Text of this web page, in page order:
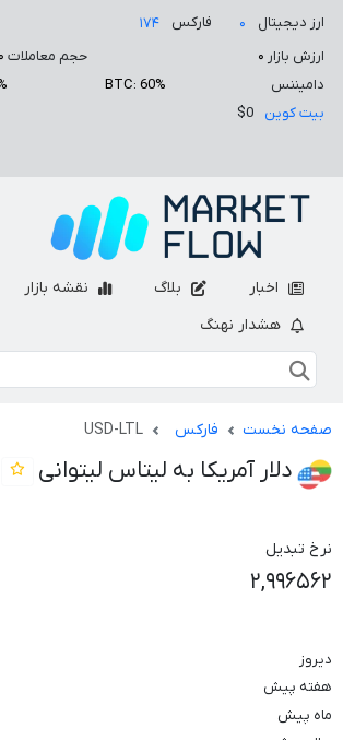
ارز دیجیتال ۰ فارکس
۱۷۴
ارزش بازار ۰ حجم معاملات ۰
دامیننس
BTC: 60%
بیت کوین
$0
اخبار بلاگ نقشه بازار
هشدار نهنگ
صفحه نخست فارکس USD-LTL
دلار آمریکا به لیتاس لیتوانی
نرخ تبدیل
۲,۹۹۶۵۶۲
دیروز
هفته پیش
ماه پیش